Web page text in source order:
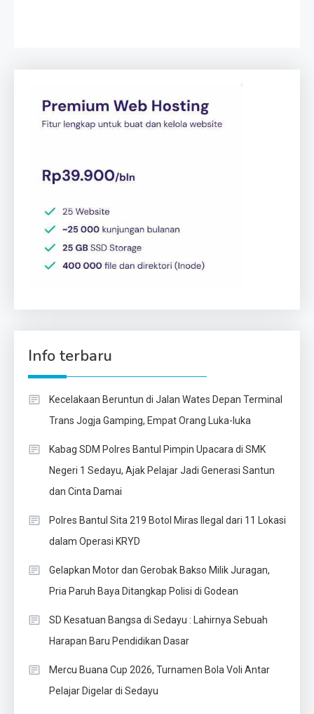
Info terbaru
Kecelakaan Beruntun di Jalan Wates Depan Terminal
Trans Jogja Gamping, Empat Orang Luka-luka
Kabag SDM Polres Bantul Pimpin Upacara di SMK
Negeri 1 Sedayu, Ajak Pelajar Jadi Generasi Santun
dan Cinta Damai
Polres Bantul Sita 219 Botol Miras Ilegal dari 11 Lokasi
dalam Operasi KRYD
Gelapkan Motor dan Gerobak Bakso Milik Juragan,
Pria Paruh Baya Ditangkap Polisi di Godean
SD Kesatuan Bangsa di Sedayu : Lahirnya Sebuah
Harapan Baru Pendidikan Dasar
Mercu Buana Cup 2026, Turnamen Bola Voli Antar
Pelajar Digelar di Sedayu